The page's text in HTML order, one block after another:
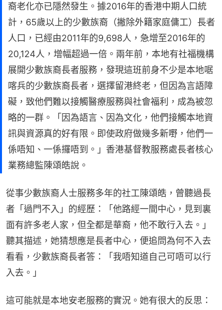
裔老化亦已隱然發生。據2016年的香港中期人口統
計，65歲以上的少數族裔（撇除外籍家庭傭工）長者
人口，已經由2011年的9,698人，急增至2016年的
20,124人，增幅超過一倍。兩年前，本地有社福機構
展開少數族裔長者服務，發現這班前身不少是本地啹
喀兵的少數族裔長者，選擇留港終老，但因為言語障
礙，致他們難以接觸醫療服務與社會福利，成為被忽
略的一群。「因為語言、因為文化，他們接觸本地資
訊與資源真的好有限。即使政府做幾多新嘢，他們一
係唔知、一係攞唔到。」香港基督教服務處長者核心
業務總監陳頌皓說。
從事少數族裔人士服務多年的社工陳頌皓，曾聽過長
者「過門不入」的經歷：「他路經一間中心，見到裏
面有許多老人家，但全都是華裔，他不敢行入去。」
聽其描述，她猜想應是長者中心，便追問為何不入去
看看，少數族裔長者答：「我唔知道自己可唔可以行
入去。」
這可能就是本地安老服務的實況。她有很大的反思：